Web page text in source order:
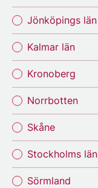
Jönköpings län
Kalmar län
Kronoberg
Norrbotten
Skåne
Stockholms län
Sörmland